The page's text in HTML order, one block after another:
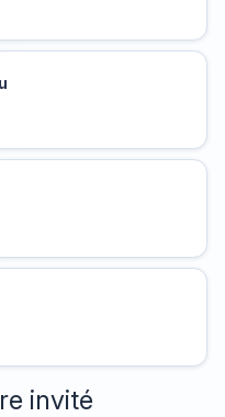
invité